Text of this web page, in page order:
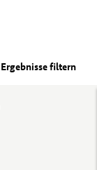
Ergebnisse filtern